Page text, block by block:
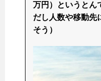
万円）というと
だし人数や移動先
そう）